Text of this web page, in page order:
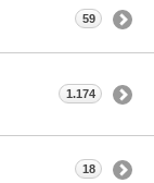
59
1.174
18